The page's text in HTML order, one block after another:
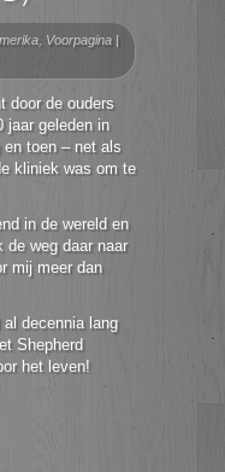
, Voorpagina |
door de ouders
jaar geleden in
toen – net als
kliniek was om te
in de wereld en
de weg daar naar
mij meer dan
decennia lang
Shepherd
het leven!